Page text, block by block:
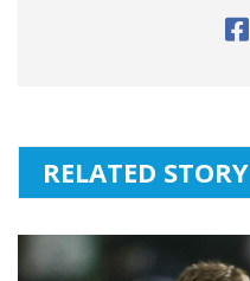
RELATED STORY